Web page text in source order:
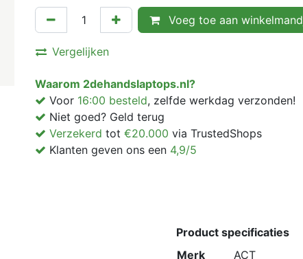
Voeg toe aan
Vergelijken
Waarom 2dehandslaptops.nl?
Voor 16:00 besteld, zelfde werkdag verzonden!
Niet goed? Geld terug
Verzekerd tot €20.000 via TrustedShops
Klanten geven ons een 4,9/5
Product specificaties
Merk
ACT